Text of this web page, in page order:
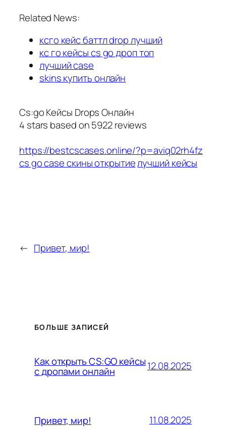
Related News:
ксго кейс баттл drop лучший
кс го кейсы cs go дроп топ
лучший case
skins купить онлайн
Cs:go Кейсы Drops Онлайн
4 stars based on5922reviews
https://bestcscases.online/?p=aviq02rh4fz
cs go case скины открытиелучший кейсы
← Привет, мир!
БОЛЬШЕ ЗАПИСЕЙ
Как открыть CS:GO кейсы
с дропами онлайн 12.08.2025
Привет, мир! 11.08.2025